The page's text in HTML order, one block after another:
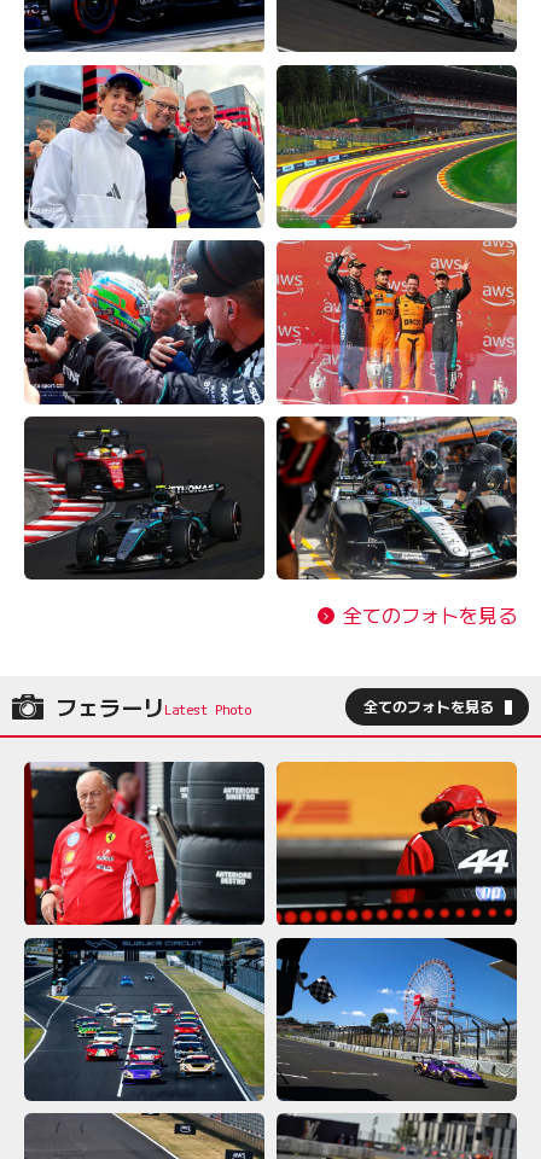
全てのフォトを見る
フェラーリ 全てのフォトを見る